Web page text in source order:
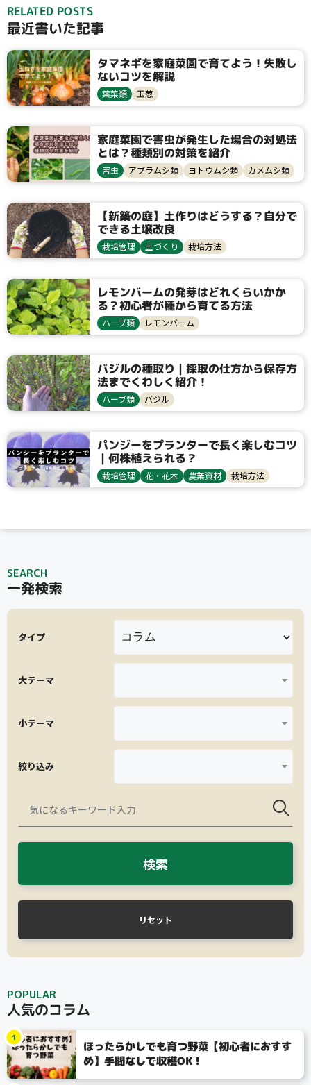
RELATED POSTS
最近書いた記事
タマネギを家庭菜園で育てよう！失敗し
ないコツを解説
葉菜類 玉葱
家庭菜園で害虫が発生した場合の対処法
とは？種類別の対策を紹介
害虫 アブラムシ類 ヨトウムシ類
カメムシ類
ハムシ類
【新築の庭】土作りはどうする？自分で
できる土壌改良
栽培管理 土づくり 栽培方法
レモンバームの発芽はどれくらいかか
る？初心者が種から育てる方法
ハーブ類 レモンバーム
バジルの種取り｜採取の仕方から保存方
法までくわしく紹介！
ハーブ類 バジル
パンジーをプランターで長く楽しむコツ
｜何株植えられる？
栽培管理 花・花木 農業資材 栽培方法
SEARCH
一発検索
タイプ
大テーマ
小テーマ
絞り込み
検索
リセット
POPULAR
人気のコラム
ほったらかしでも育つ野菜【初心者におすす
め】手間なしで収穫OK！
1